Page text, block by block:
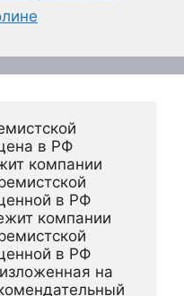
в РФ
компании
в РФ
компании
в РФ
на